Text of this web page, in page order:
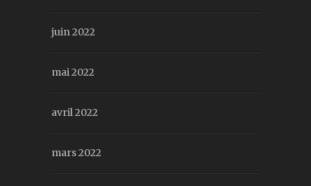
juin 2022
mai 2022
avril 2022
mars 2022